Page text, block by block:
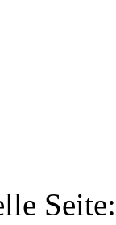
Seite: